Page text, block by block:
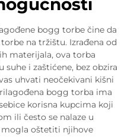
bogg torbe čine da
na tržištu. Izrađena od
materijala, ova torba
suhe i zaštićene, bez obzira
uhvati neočekivani kišni
bogg torba ima
korisna kupcima koji
ili često se nalaze u
oštetiti njihove